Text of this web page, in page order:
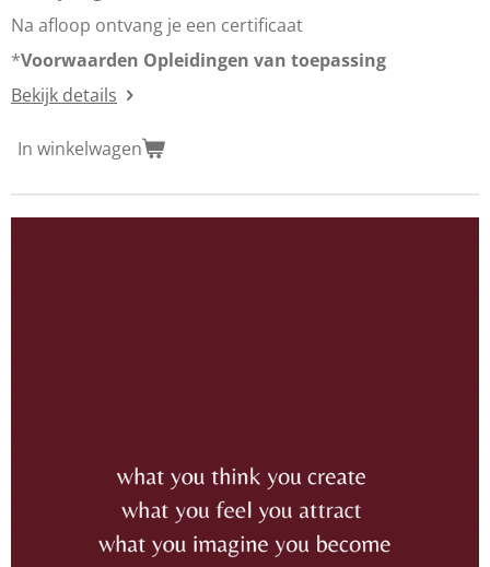
Na afloop ontvang je een certificaat
*Voorwaarden Opleidingen van toepassing
Bekijk details
In winkelwagen